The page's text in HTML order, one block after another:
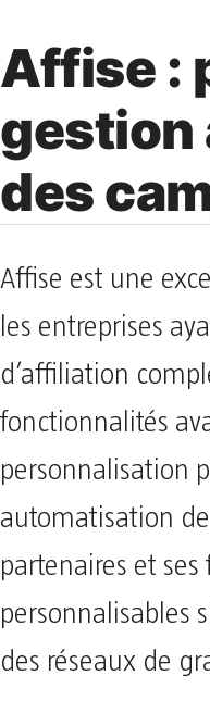
Affise :
gestion
des
Affise est une
les entreprises
d’affiliation
fonctionnalités
personnalisation
automatisation
partenaires et ses
personnalisables
des réseaux de